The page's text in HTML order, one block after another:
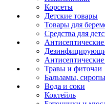
Корсеты
Детские товары
Товары для
Средства для
Антисептические
Травы и фиточаи
Бальзамы,
Вода и соки
Коктейль